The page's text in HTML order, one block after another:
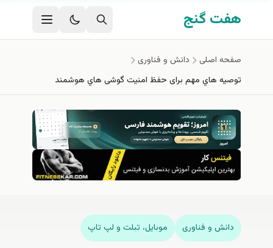
به محتوای اصلی
هفت گنج
صفحه اصلی
دانش و فناوری
توصیه‌ هاي مهم برای حفظ امنیت گوشی هاي هوشمند
دانش و فناوری موبايل، تبلت و لپ تاپ